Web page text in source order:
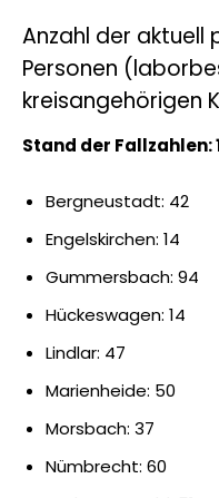
Anzahl der
Personen
kreisangehörigen
Stand der Fallzahlen:
Bergneustadt: 42
Engelskirchen: 14
Gummersbach: 94
Hückeswagen: 14
Lindlar: 47
Marienheide: 50
Morsbach: 37
Nümbrecht: 60